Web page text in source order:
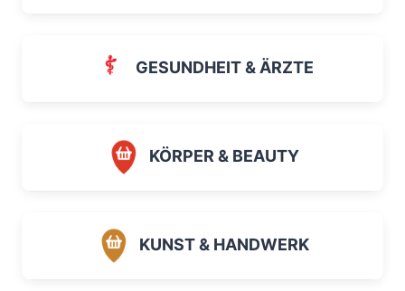
GESUNDHEIT & ÄRZTE
KÖRPER & BEAUTY
KUNST & HANDWERK